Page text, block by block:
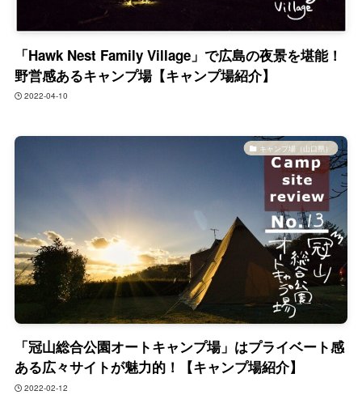
「Hawk Nest Family Village」で広島の夜景を堪能！
野営感あるキャンプ場【キャンプ場紹介】
2022-04-10
キャンプ場（山口県）
「冠山総合公園オートキャンプ場」はプライベート感
ある広々サイトが魅力的！【キャンプ場紹介】
2022-02-12